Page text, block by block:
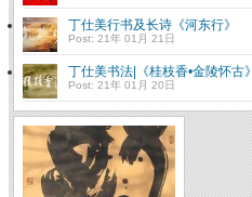
丁仕美行书及长诗《河东行》
Post: 21年 01月 21日
丁仕美书法|《桂枝香•金陵怀古》
Post: 21年 01月 20日